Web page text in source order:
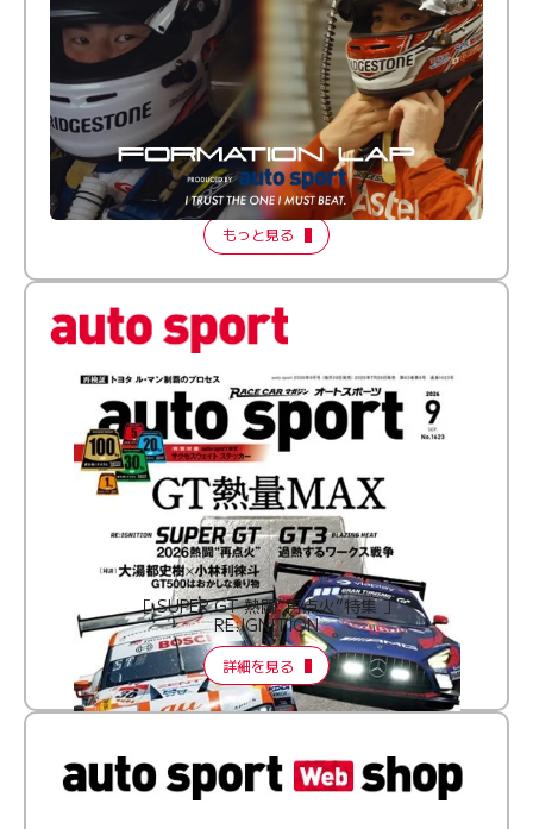
倒す相手を、信じてる。小林利徠斗 × 野村勇斗
【FORMATION LAP Produced by auto sport】
2026 Episode 2
もっと見る
［ SUPER GT 熱闘“再点火”特集 ］
RE:IGNITION
詳細を見る